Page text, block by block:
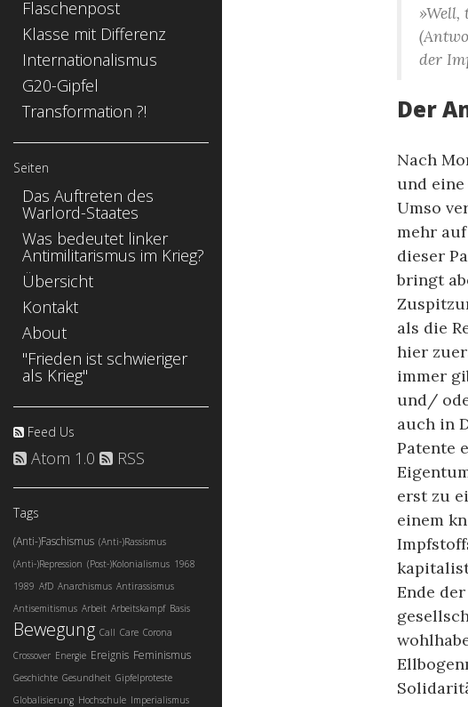
Flaschenpost
Klasse mit Differenz
Internationalismus
G20-Gipfel
Transformation ?!
Seiten
Das Auftreten des
Warlord-Staates
Was bedeutet linker
Antimilitarismus im Krieg?
Übersicht
Kontakt
About
"Frieden ist schwieriger
als Krieg"
Feed Us
Atom 1.0 RSS
Tags
(Anti-)Faschismus (Anti-)Rassismus
(Anti-)Repression (Post-)Kolonialismus 1968
1989 AfD Anarchismus Antirassismus
Antisemitismus Arbeit Arbeitskampf Basis
Bewegung Call Care Corona
Crossover Energie Ereignis Feminismus
Geschichte Gesundheit Gipfelproteste
Globalisierung Hochschule Imperialismus
»Well,
der
Der
Nach
und
Umso
mehr
dieser
bringt
als die
hier
immer
und/
auch in
Patente
erst zu
einem
Ende